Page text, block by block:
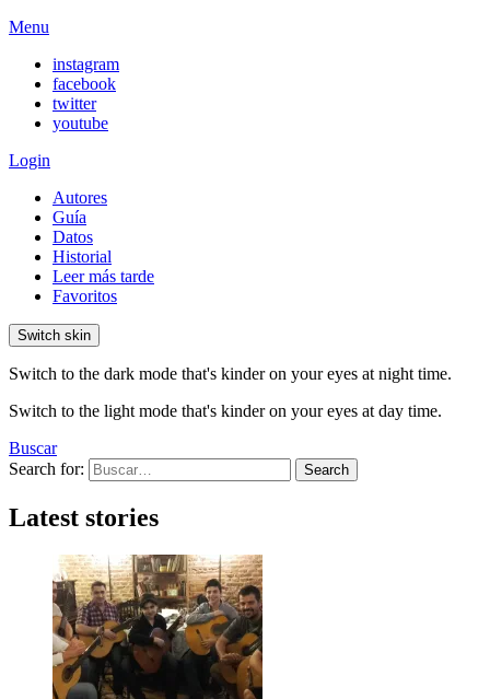
Menu
instagram
facebook
twitter
youtube
Login
Autores
Guía
Datos
Historial
Leer más tarde
Favoritos
Switch skin
Switch to the dark mode that's kinder on your eyes at night time.
Switch to the light mode that's kinder on your eyes at day time.
Buscar
Search for:
Search
Latest stories